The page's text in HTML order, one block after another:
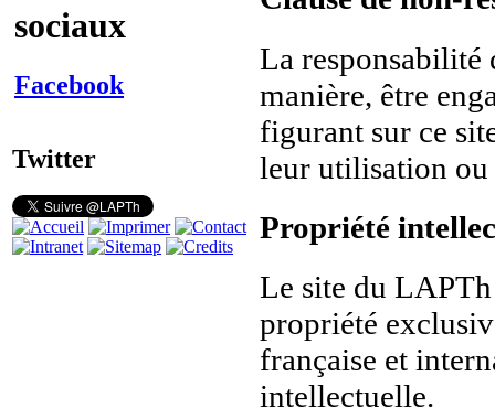
sociaux
Facebook
Twitter
La responsabilité
manière, être
figurant sur ce
leur utilisation
Propriété
Le site du
propriété
française et
intellectuelle.